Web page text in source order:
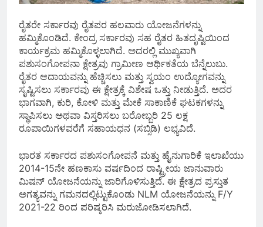
ರೈತರೇ ಸರ್ಕಾರವು ರೈತಪರ ಹಲವಾರು ಯೋಜನೆಗಳನ್ನು
ಹಮ್ಮಿಕೊಂಡಿದೆ. ಕೇಂದ್ರ ಸರ್ಕಾರವು ಸಹ ರೈತರ ಹಿತದೃಷ್ಟಿಯಿಂದ
ಕಾರ್ಯಕ್ರಮ ಹಮ್ಮಿಕೊಳ್ಳಲಾಗಿದೆ. ಅದರಲ್ಲಿ ಮುಖ್ಯವಾಗಿ
ಪಶುಸಂಗೋಪನಾ ಕ್ಷೇತ್ರವು ಗ್ರಾಮೀಣ ಆರ್ಥಿಕತೆಯ ಬೆನ್ನೆಲುಬು.
ರೈತರ ಆದಾಯವನ್ನು ಹೆಚ್ಚಿಸಲು ಮತ್ತು ಸ್ವಯಂ ಉದ್ಯೋಗವನ್ನು
ಸೃಷ್ಟಿಸಲು ಸರ್ಕಾರವು ಈ ಕ್ಷೇತ್ರಕ್ಕೆ ವಿಶೇಷ ಒತ್ತು ನೀಡುತ್ತಿದೆ. ಅದರ
ಭಾಗವಾಗಿ, ಕುರಿ, ಕೋಳಿ ಮತ್ತು ಮೇಕೆ ಸಾಕಾಣಿಕೆ ಘಟಕಗಳನ್ನು
ಸ್ಥಾಪಿಸಲು ಅಥವಾ ವಿಸ್ತರಿಸಲು ಬರೋಬ್ಬರಿ 25 ಲಕ್ಷ
ರೂಪಾಯಿಗಳವರೆಗೆ ಸಹಾಯಧನ (ಸಬ್ಸಿಡಿ) ಲಭ್ಯವಿದೆ.
ಭಾರತ ಸರ್ಕಾರದ ಪಶುಸಂಗೋಪನೆ ಮತ್ತು ಹೈನುಗಾರಿಕೆ ಇಲಾಖೆಯು
2014-15ನೇ ಹಣಕಾಸು ವರ್ಷದಿಂದ ರಾಷ್ಟ್ರೀಯ ಜಾನುವಾರು
ಮಿಷನ್ ಯೋಜನೆಯನ್ನು ಜಾರಿಗೊಳಿಸುತ್ತಿದೆ. ಈ ಕ್ಷೇತ್ರದ ಪ್ರಸ್ತುತ
ಅಗತ್ಯವನ್ನು ಗಮನದಲ್ಲಿಟ್ಟುಕೊಂಡು NLM ಯೋಜನೆಯನ್ನು F/Y
2021-22 ರಿಂದ ಪರಿಷ್ಕರಿಸಿ ಮರುಜೋಡಿಸಲಾಗಿದೆ.